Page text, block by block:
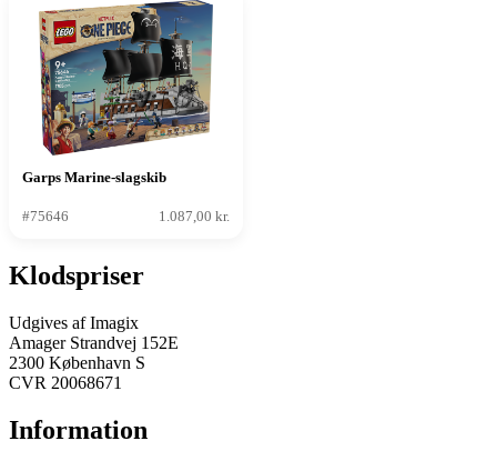
Garps Marine-slagskib
#75646 1.087,00 kr.
Klodspriser
Udgives af Imagix
Amager Strandvej 152E
2300 København S
CVR 20068671
Information